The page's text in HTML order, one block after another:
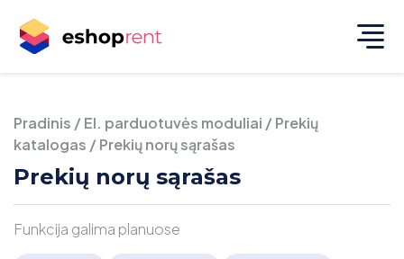
Pradinis /El. parduotuvės moduliai /Prekių
katalogas /Prekių norų sąrašas
Prekių norų sąrašas
Funkcija galima planuose